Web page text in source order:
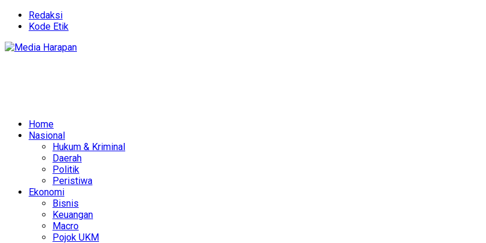
Redaksi
Kode Etik
Home
Nasional
Hukum & Kriminal
Daerah
Politik
Peristiwa
Ekonomi
Bisnis
Keuangan
Macro
Pojok UKM